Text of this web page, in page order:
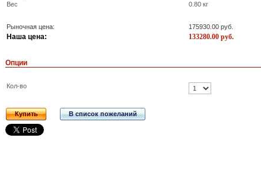
Вес
0.80 кг
Рыночная цена: 175930.00 руб.
Наша цена: 133280.00 руб.
Опции
Кол-во
Купить В список пожеланий